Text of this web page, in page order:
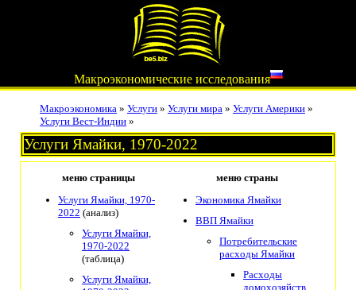
Макроэкономические исследования
Макроэкономика » Услуги » Услуги мира » Услуги Америки »
Услуги Вест-Индии »
Услуги Ямайки, 1970-2022
меню страницы
меню страны
Услуги Ямайки, 1970-
2022 (анализ)
Услуги Ямайки,
1970-2022
(таблица)
Услуги Ямайки,
Экономика Ямайки
ВВП Ямайки
Потребительские
расходы Ямайки
Расходы
домохозяйств